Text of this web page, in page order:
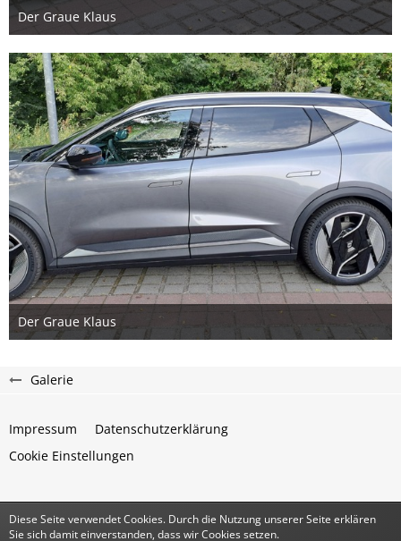
Der Graue Klaus
23. August 2024
2
Der Graue Klaus
23. August 2024
Galerie
Impressum
Datenschutzerklärung
Cookie Einstellungen
Community-Software:WoltLab Suite™
Diese Seite verwendet Cookies. Durch die Nutzung unserer Seite erklären
Sie sich damit einverstanden, dass wir Cookies setzen.